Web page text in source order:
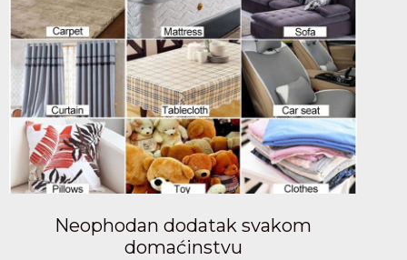
Neophodan dodatak svakom
domaćinstvu